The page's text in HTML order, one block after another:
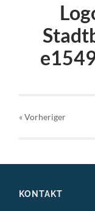
« Vorheriger
KONTAKT